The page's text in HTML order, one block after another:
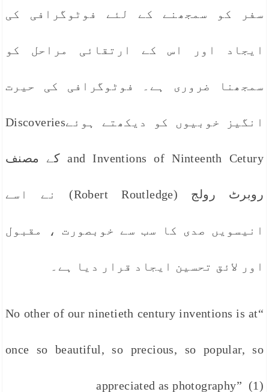
سفر کو سمجھنے کے لئے فوٹوگرافی کی
ایجاد اور اس کے ارتقائی مراحل کو
سمجھنا ضروری ہے۔ فوٹوگرافی کی حیرت
انگیز خوبیوں کو دیکھتے ہوئےDiscoveries
and Inventions of Ninteenth Cetury کے مصنف
روبرٹ رولج (Robert Routledge) نے اسے
انیسویں صدی کا سب سے خوبصورت ، مقبول
اور لائق تحسین ایجاد قرار دیا ہے۔
“No other of our ninetieth century inventions is at
once so beautiful, so precious, so popular, so
appreciated as photography” (1)